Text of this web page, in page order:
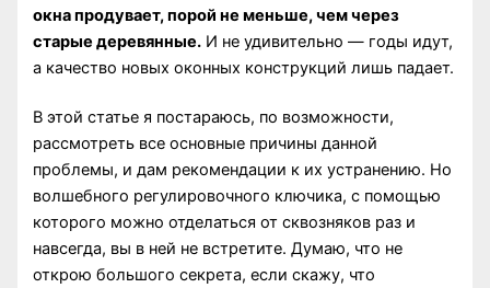
окна продувает, порой не меньше, чем через
старые деревянные. И не удивительно — годы идут,
а качество новых оконных конструкций лишь падает.
В этой статье я постараюсь, по возможности,
рассмотреть все основные причины данной
проблемы, и дам рекомендации к их устранению. Но
волшебного регулировочного ключика, с помощью
которого можно отделаться от сквозняков раз и
навсегда, вы в ней не встретите. Думаю, что не
открою большого секрета, если скажу, что